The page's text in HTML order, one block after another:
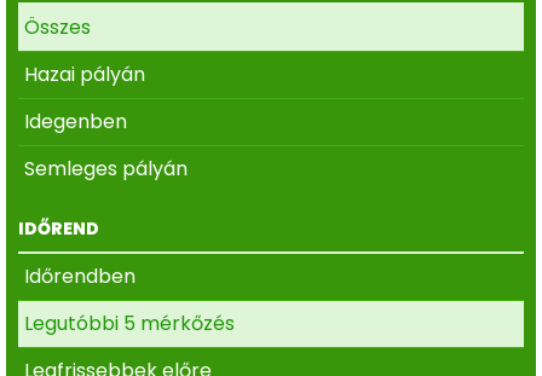
Összes
Hazai pályán
Idegenben
Semleges pályán
IDŐREND
Időrendben
Legutóbbi 5 mérkőzés